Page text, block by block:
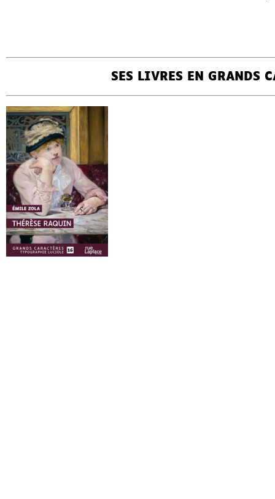
SES LIVRES EN GRANDS
ÉMILE ZOLA
THÉRÈSE
RAQUIN